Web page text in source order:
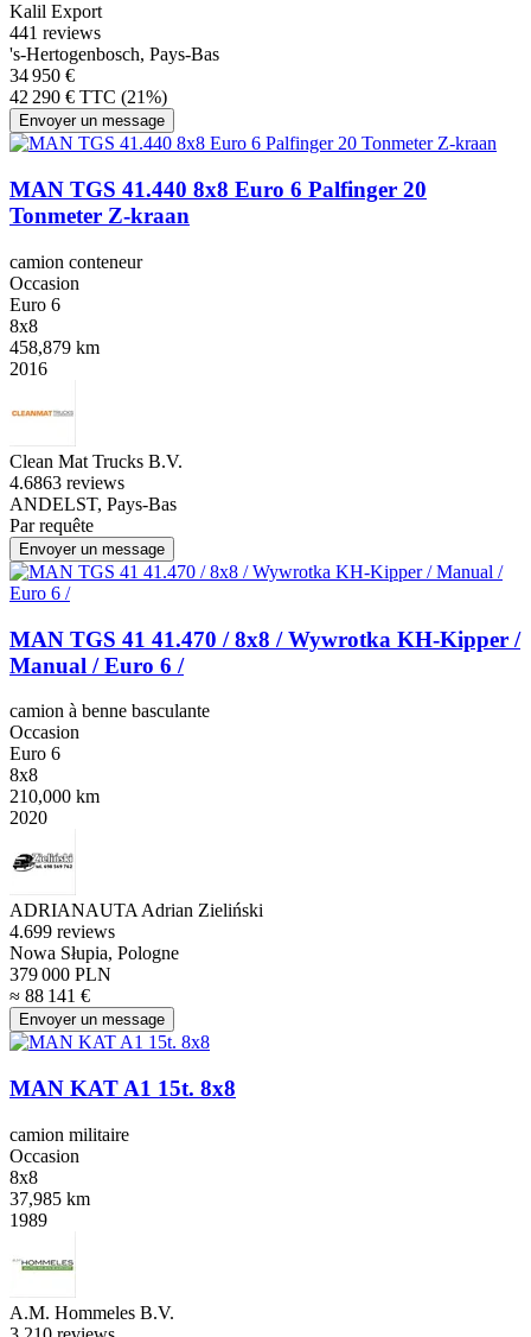
Kalil Export
441 reviews
's-Hertogenbosch, Pays-Bas
34 950 €
42 290 € TTC (21%)
Envoyer un message
MAN TGS 41.440 8x8 Euro 6 Palfinger 20
Tonmeter Z-kraan
camion conteneur
Occasion
Euro 6
8x8
458,879 km
2016
Clean Mat Trucks B.V.
4.6863 reviews
ANDELST, Pays-Bas
Par requête
Envoyer un message
MAN TGS 41 41.470 / 8x8 / Wywrotka KH-Kipper /
Manual / Euro 6 /
camion à benne basculante
Occasion
Euro 6
8x8
210,000 km
2020
ADRIANAUTA Adrian Zieliński
4.699 reviews
Nowa Słupia, Pologne
379 000 PLN
≈ 88 141 €
Envoyer un message
MAN KAT A1 15t. 8x8
camion militaire
Occasion
8x8
37,985 km
1989
A.M. Hommeles B.V.